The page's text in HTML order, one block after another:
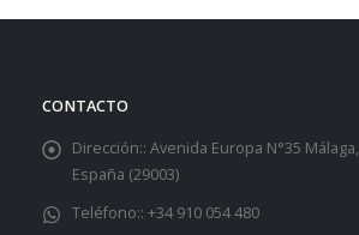
CONTACTO
Dirección:: Avenida Europa N°35 Málaga,
España (29003)
Teléfono:: +34 910 054 480